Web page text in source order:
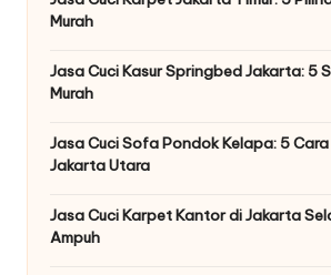
Murah
Jasa Cuci Kasur Springbed Jakarta: 5
Murah
Jasa Cuci Sofa Pondok Kelapa: 5
Jakarta Utara
Jasa Cuci Karpet Kantor di Jakarta
Ampuh